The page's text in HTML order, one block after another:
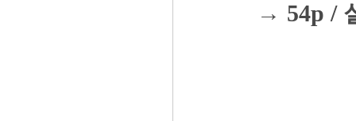
→ 54p /